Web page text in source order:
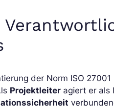
der Norm ISO
Projektleiter agiert er als